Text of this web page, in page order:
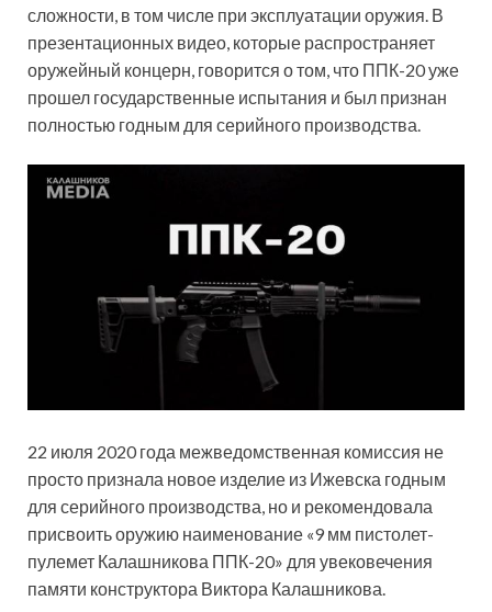
сложности, в том числе при эксплуатации оружия. В
презентационных видео, которые распространяет
оружейный концерн, говорится о том, что ППК-20 уже
прошел государственные испытания и был признан
полностью годным для серийного производства.
22 июля 2020 года межведомственная комиссия не
просто признала новое изделие из Ижевска годным
для серийного производства, но и рекомендовала
присвоить оружию наименование «9 мм пистолет-
пулемет Калашникова ППК-20» для увековечения
памяти конструктора Виктора Калашникова.